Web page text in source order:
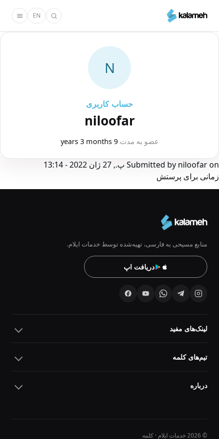
محتوای
اصلی
EN
N
حساب کاربری
niloofar
عضو به مدت 9 years 3 months
Submitted by niloofaron
پ., 27 ژان 2022 - 13:14
زمانی برای پرستش
منابع مسیحی به فارسی، تهیه‌شده توسط خدمات ایلام.
دریافت اپ
لینک‌های مفید
تیم‌های کلمه
درباره
© 2026 خدمات ایلام · کلمه